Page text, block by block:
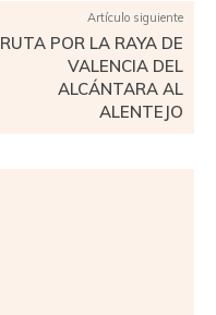
Artículo siguiente
RUTA POR LA RAYA DE
VALENCIA DEL
ALCÁNTARA AL
ALENTEJO